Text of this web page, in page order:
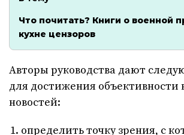
Что почитать? Книги о военной
кухне цензоров
Авторы руководства дают
для достижения объективности
новостей:
определить точку зрения, с